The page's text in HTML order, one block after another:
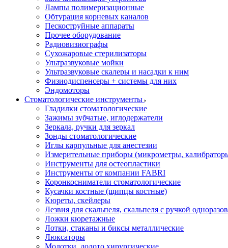
Лампы полимеризационные
Обтурация корневых каналов
Пескоструйные аппараты
Прочее оборудование
Радиовизиографы
Сухожаровые стерилизаторы
Ультразвуковые мойки
Ультразвуковые скалеры и насадки к ним
Физиодиспенсеры + системы для них
Эндомоторы
Стоматологические инструменты
Гладилки стоматологические
Зажимы зубчатые, иглодержатели
Зеркала, ручки для зеркал
Зонды стоматологические
Иглы карпульные для анестезии
Измерительные приборы (микрометры,
Инструменты для остеопластики
Инструменты от компании FABRI
Коронкосниматели стоматологические
Кусачки костные (щипцы костные)
Кюреты, скейлеры
Лезвия для скальпеля, скальпеля с ручкой
Ложки кюретажные
Лотки, стаканы и биксы металлические
Люксаторы